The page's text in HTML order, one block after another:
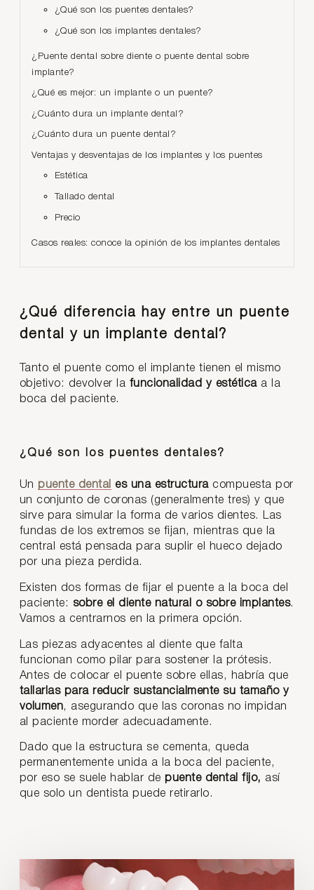
¿Qué son los puentes dentales?
¿Qué son los implantes dentales?
¿Puente dental sobre diente o puente dental sobre
implante?
¿Qué es mejor: un implante o un puente?
¿Cuánto dura un implante dental?
¿Cuánto dura un puente dental?
Ventajas y desventajas de los implantes y los puentes
Estética
Tallado dental
Precio
Casos reales: conoce la opinión de los implantes dentales
¿Qué diferencia hay entre un puente
dental y un implante dental?
Tanto el puente como el implante tienen el mismo
objetivo: devolver la funcionalidad y estéticaa la
boca del paciente.
¿Qué son los puentes dentales?
Un puente dental es una estructuracompuesta por
un conjunto de coronas (generalmente tres) y que
sirve para simular la forma de varios dientes. Las
fundas de los extremos se fijan, mientras que la
central está pensada para suplir el hueco dejado
por una pieza perdida.
Existen dos formas de fijar el puente a la boca del
paciente: sobre el diente natural o sobre implantes.
Vamos a centrarnos en la primera opción.
Las piezas adyacentes al diente que falta
funcionan como pilar para sostener la prótesis.
Antes de colocar el puente sobre ellas, habría que
tallarlas para reducir sustancialmente su tamaño y
volumen, asegurando que las coronas no impidan
al paciente morder adecuadamente.
Dado que la estructura se cementa, queda
permanentemente unida a la boca del paciente,
por eso se suele hablar de puente dental fijo, así
que solo un dentista puede retirarlo.